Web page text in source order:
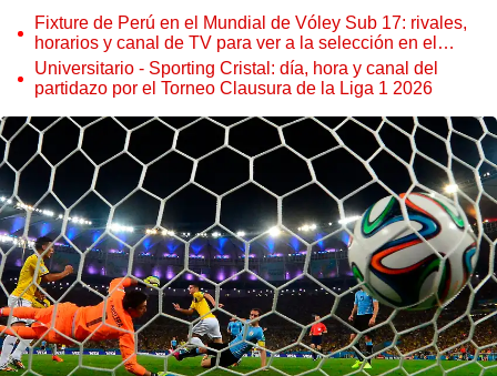
Fixture de Perú en el Mundial de Vóley Sub 17: rivales,
horarios y canal de TV para ver a la selección en el
torneo
Universitario - Sporting Cristal: día, hora y canal del
partidazo por el Torneo Clausura de la Liga 1 2026